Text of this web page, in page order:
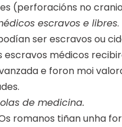
(perforacións no
escravos e libres.
ser escravos ou
escravos médicos
e foron moi
de medicina.
romanos tiñan unha